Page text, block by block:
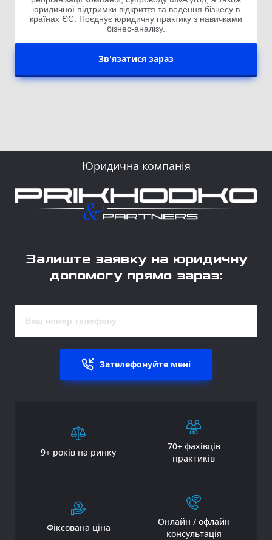
юридичної підтримки відкриття та ведення бізнесу в
країнах ЄС. Поєднує юридичну практику з навичками
бізнес-аналізу.
Зв'язатися зараз
Юридична компанія
Залиште заявку на юридичну
допомогу прямо зараз:
Зателефонуйте мені
9+ років на ринку
70+ фахівців
практиків
Фіксована ціна
Онлайн / офлайн
консультація